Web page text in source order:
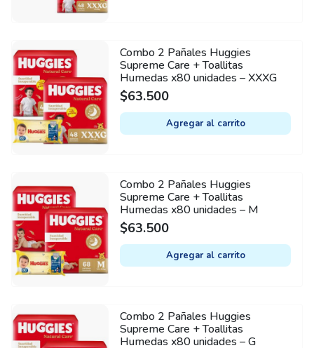
Combo 2 Pañales Huggies
Supreme Care + Toallitas
Humedas x80 unidades – XXXG
$63.500
Agregar al carrito
Combo 2 Pañales Huggies
Supreme Care + Toallitas
Humedas x80 unidades – M
$63.500
Agregar al carrito
Combo 2 Pañales Huggies
Supreme Care + Toallitas
Humedas x80 unidades – G